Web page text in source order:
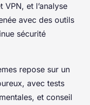
et l’analyse
avec des outils
sécurité
repose sur un
avec tests
et conseil